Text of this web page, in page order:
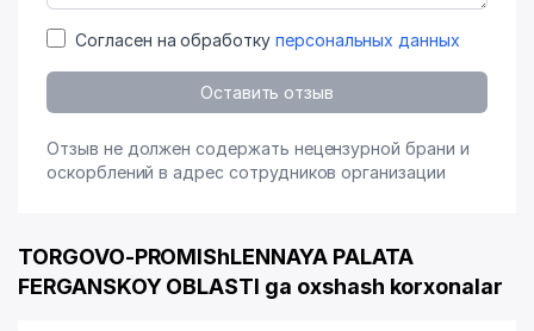
Согласен на обработку персональных данных
Оставить отзыв
Отзыв не должен содержать нецензурной брани и
оскорблений в адрес сотрудников организации
TORGOVO-PROMIShLENNAYA PALATA
FERGANSKOY OBLASTI ga oxshash korxonalar